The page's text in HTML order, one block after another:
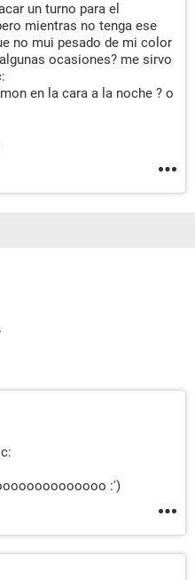
un turno para el
mientras no tenga ese
no mui pesado de mi color
ocasiones? me sirvo
en la cara a la noche ? o
:')